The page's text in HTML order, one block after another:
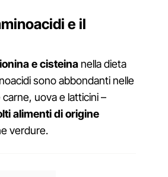
e il
e cisteina nella dieta
sono abbondanti nelle
uova e latticini –
alimenti di origine
verdure.